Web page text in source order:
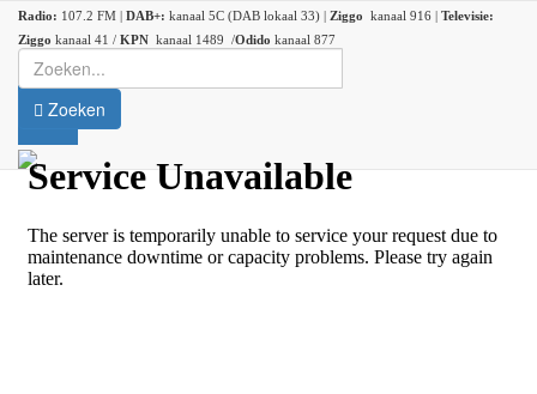
Radio: 107.2 FM | DAB+: kanaal 5C (DAB lokaal 33) | Ziggo kanaal 916 | Televisie:
Ziggo kanaal 41 / KPN kanaal 1489 /Odido kanaal 877
Zoeken